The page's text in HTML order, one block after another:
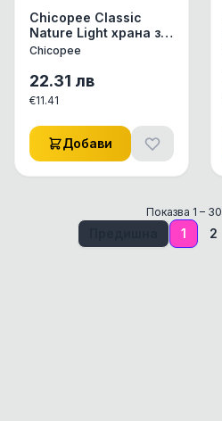
Chicopee Classic
Nature Light храна за
кучета при
агне и ориз, 2кг
Chicopee
22.31 лв
€11.41
Добави
Показва 1 – 30
1 2